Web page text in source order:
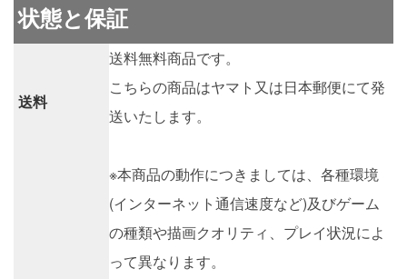
状態と保証
送料
送料無料商品です。
こちらの商品はヤマト又は日本郵便にて発
送いたします。
※本商品の動作につきましては、各種環境
(インターネット通信速度など)及びゲーム
の種類や描画クオリティ、プレイ状況によ
って異なります。